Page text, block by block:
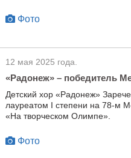
Фото
12 мая 2025 года.
«Радонеж» – победитель
Детский хор «Радонеж»
лауреатом I степени на 78-м
«На творческом Олимпе».
Фото